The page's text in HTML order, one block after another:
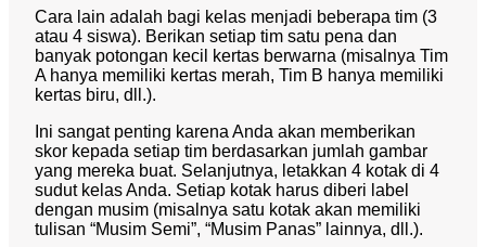
Cara lain adalah bagi kelas menjadi beberapa tim (3
atau 4 siswa). Berikan setiap tim satu pena dan
banyak potongan kecil kertas berwarna (misalnya Tim
A hanya memiliki kertas merah, Tim B hanya memiliki
kertas biru, dll.).
Ini sangat penting karena Anda akan memberikan
skor kepada setiap tim berdasarkan jumlah gambar
yang mereka buat. Selanjutnya, letakkan 4 kotak di 4
sudut kelas Anda. Setiap kotak harus diberi label
dengan musim (misalnya satu kotak akan memiliki
tulisan “Musim Semi”, “Musim Panas” lainnya, dll.).